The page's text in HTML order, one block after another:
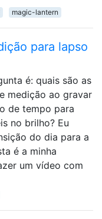
magic-lantern
para lapso
é: quais são as
medição ao gravar
de tempo para
no brilho? Eu
do dia para a
é a minha
um vídeo com